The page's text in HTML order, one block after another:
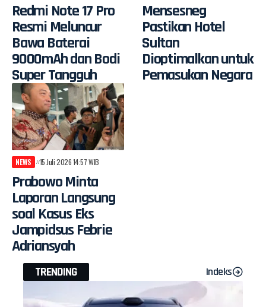
Redmi Note 17 Pro
Resmi Meluncur
Bawa Baterai
9000mAh dan Bodi
Super Tangguh
Mensesneg
Pastikan Hotel
Sultan
Dioptimalkan untuk
Pemasukan Negara
NEWS 15 Juli 2026 14:57 WIB
Prabowo Minta
Laporan Langsung
soal Kasus Eks
Jampidsus Febrie
Adriansyah
TRENDING Indeks